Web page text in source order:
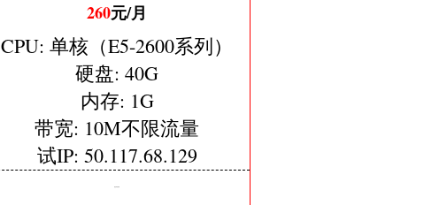
260元/月
CPU: 单核（E5-2600系列）
硬盘: 40G
内存: 1G
带宽: 10M不限流量
试IP: 50.117.68.129